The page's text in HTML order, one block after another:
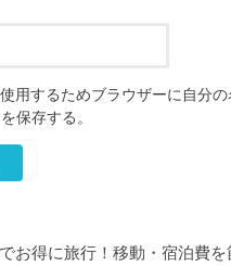
用するためブラウザーに自分
保存する。
お得に旅行！移動・宿泊費を